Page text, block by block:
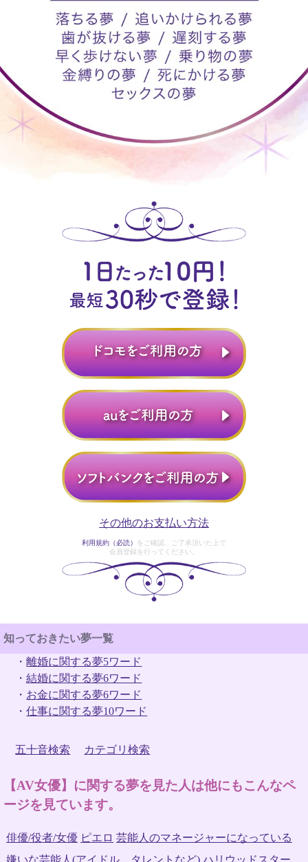
その他のお支払い方法
利用規約（必読）
をご確認、ご了承頂いた上で
会員登録を行ってください。
知っておきたい夢一覧
・離婚に関する夢5ワード
・結婚に関する夢6ワード
・ お金に関する夢6ワード
・仕事に関する夢10ワード
五十音検索 カテゴリ検索
【AV女優】に関する夢を見た人は他にもこんなペ
ージを見ています。
俳優/役者/女優 ピエロ 芸能人のマネージャーになっている
嫌いな芸能人(アイドル、タレントなど) ハリウッドスター